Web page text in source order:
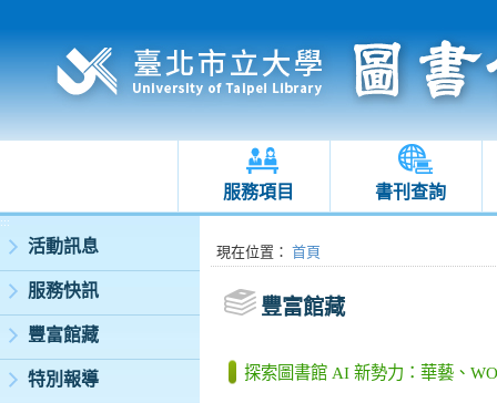
服務項目 書刊查詢
:::
活動訊息
服務快訊
豐富館藏
特別報導
:::現在位置 ： 首頁
豐富館藏
探索圖書館 AI 新勢力：華藝、